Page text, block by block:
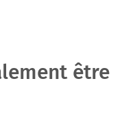
être